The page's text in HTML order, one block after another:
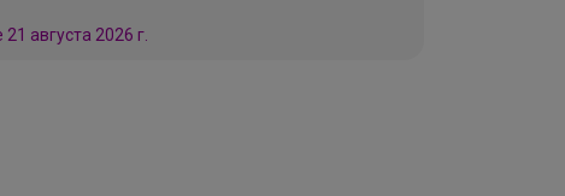
21 августа 2026 г.